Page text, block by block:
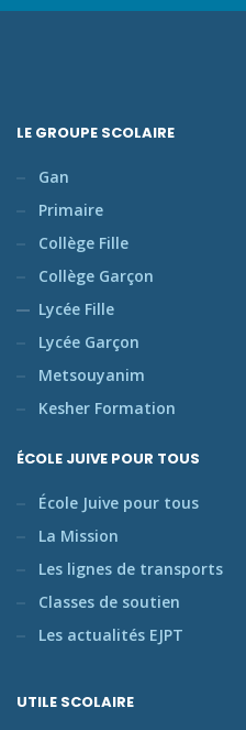
LE GROUPE SCOLAIRE
Gan
Primaire
Collège Fille
Collège Garçon
Lycée Fille
Lycée Garçon
Metsouyanim
Kesher Formation
ÉCOLE JUIVE POUR TOUS
École Juive pour tous
La Mission
Les lignes de transports
Classes de soutien
Les actualités EJPT
UTILE SCOLAIRE